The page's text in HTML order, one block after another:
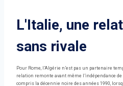
L'Italie, une
sans rivale
Pour Rome, l’Algérie n’est pas un partenaire
relation remonte avant même l’indépendance
compris la décennie noire des années 1990,